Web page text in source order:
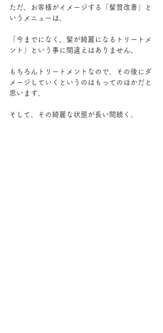
ただ、お客様がイメージする「髪質改善」と
いうメニューは、
「今までになく、髪が綺麗になるトリートメ
ント」という事に間違えはありません。
もちろんトリートメントなので、その後にダ
メージしていくというのはもってのほかだと
思います。
そして、その綺麗な状態が長い間続く。